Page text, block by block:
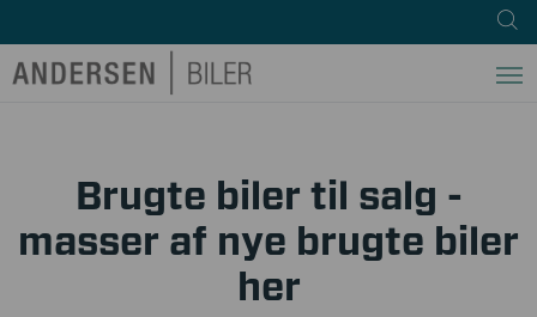
Brugte biler til salg -
masser af nye brugte biler
her